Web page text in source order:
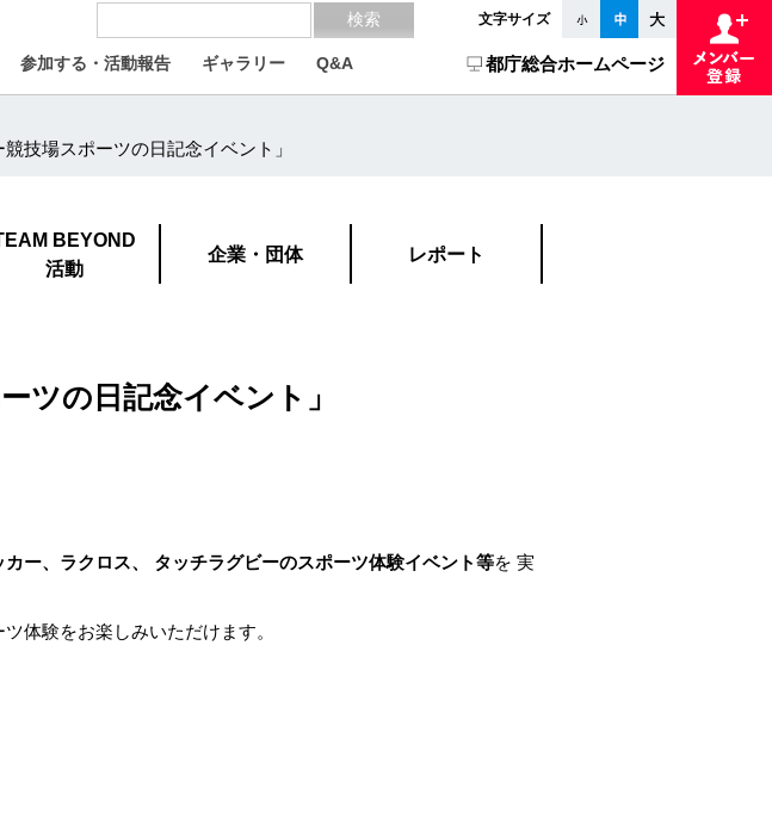
文字サイズ
参加する・活動報告 ギャラリー Q&A 都庁総合ホームページ
技場スポーツの日記念イベント」
BEYOND
活動
企業・団体 レポート
ツの日記念イベント」
ー、ラクロス、 タッチラグビーのスポーツ体験イベント等を 実
体験をお楽しみいただけます。